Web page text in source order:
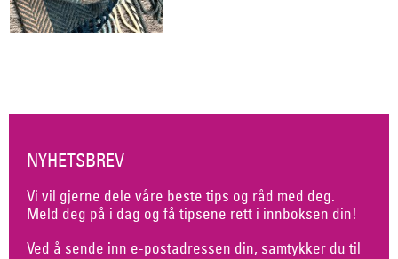
NYHETSBREV
Vi vil gjerne dele våre beste tips og råd med deg.
Meld deg på i dag og få tipsene rett i innboksen din!
Ved å sende inn e-postadressen din, samtykker du til